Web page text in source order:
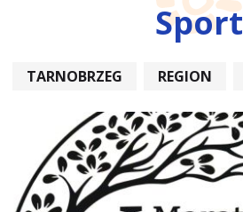
Sport
TARNOBRZEG REGION